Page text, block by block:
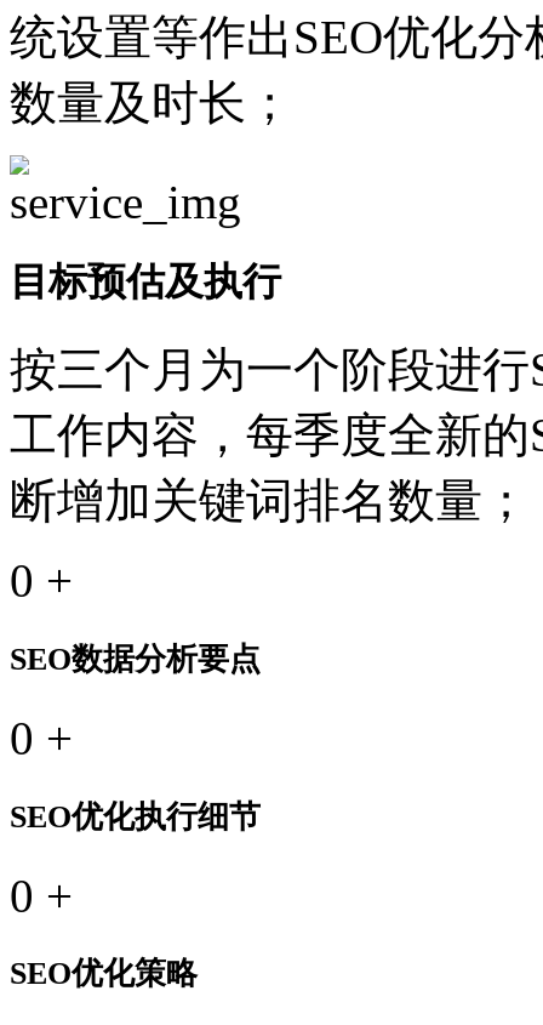
统设置等作出SEO优化
数量及时长；
目标预估及执行
按三个月为一个阶段进
工作内容，每季度全新
断增加关键词排名数量；
0 +
SEO数据分析要点
0 +
SEO优化执行细节
0 +
SEO优化策略